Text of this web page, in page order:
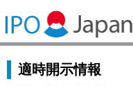
適時開示情報